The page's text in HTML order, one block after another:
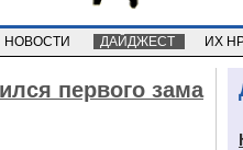
НОВОСТИ ДАЙДЖЕСТ ИХ
первого зама